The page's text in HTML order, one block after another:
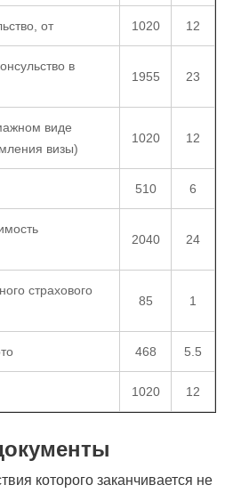
от 1020 12
в
1955 23
виде
визы)
1020 12
510 6
2040 24
страхового
85 1
468 5.5
1020 12
которого заканчивается не